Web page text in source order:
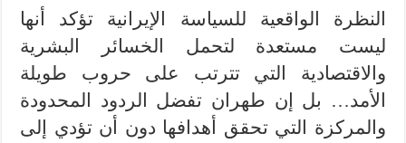
النظرة الواقعية للسياسة الإيرانية تؤكد أنها
ليست مستعدة لتحمل الخسائر البشرية
والاقتصادية التي تترتب على حروب طويلة
الأمد… بل إن طهران تفضل الردود المحدودة
والمركزة التي تحقق أهدافها دون أن تؤدي إلى